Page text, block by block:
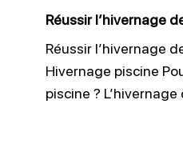
Réussir l’hivernage
Réussir l’hivernage
Hivernage piscine
piscine ?